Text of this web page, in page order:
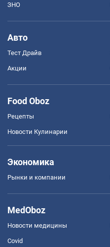
ЗНО
Авто
Тест Драйв
Акции
Food Oboz
Рецепты
Новости Кулинарии
Экономика
Рынки и компании
MedOboz
Новости медицины
Covid